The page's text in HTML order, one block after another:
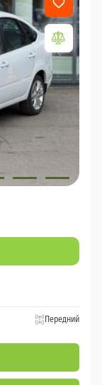
Передний